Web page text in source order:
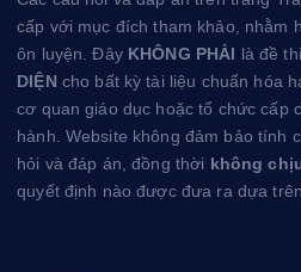
cấp với mục đích tham khảo, nhằm
ôn luyện. Đây KHÔNG PHẢI là đề
DIỆN cho bất kỳ tài liệu chuẩn hóa
cơ quan giáo dục hoặc tổ chức cấp
hành. Website không đảm bảo tính
hỏi và đáp án, đồng thời không
quyết định nào được đưa ra dựa